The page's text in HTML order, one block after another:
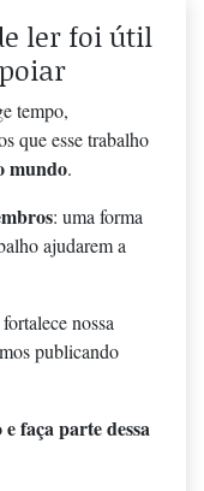
ler foi útil
tempo,
que esse trabalho
mundo.
: uma forma
ajudarem a
nossa
publicando
faça parte dessa